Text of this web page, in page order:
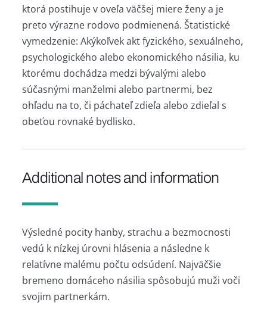
ktorá postihuje v oveľa väčšej miere ženy a je
preto výrazne rodovo podmienená. Štatistické
vymedzenie: Akýkoľvek akt fyzického, sexuálneho,
psychologického alebo ekonomického násilia, ku
ktorému dochádza medzi bývalými alebo
súčasnými manželmi alebo partnermi, bez
ohľadu na to, či páchateľ zdieľa alebo zdieľal s
obeťou rovnaké bydlisko.
Additional notes and information
Výsledné pocity hanby, strachu a bezmocnosti
vedú k nízkej úrovni hlásenia a následne k
relatívne malému počtu odsúdení. Najväčšie
bremeno domáceho násilia spôsobujú muži voči
svojim partnerkám.